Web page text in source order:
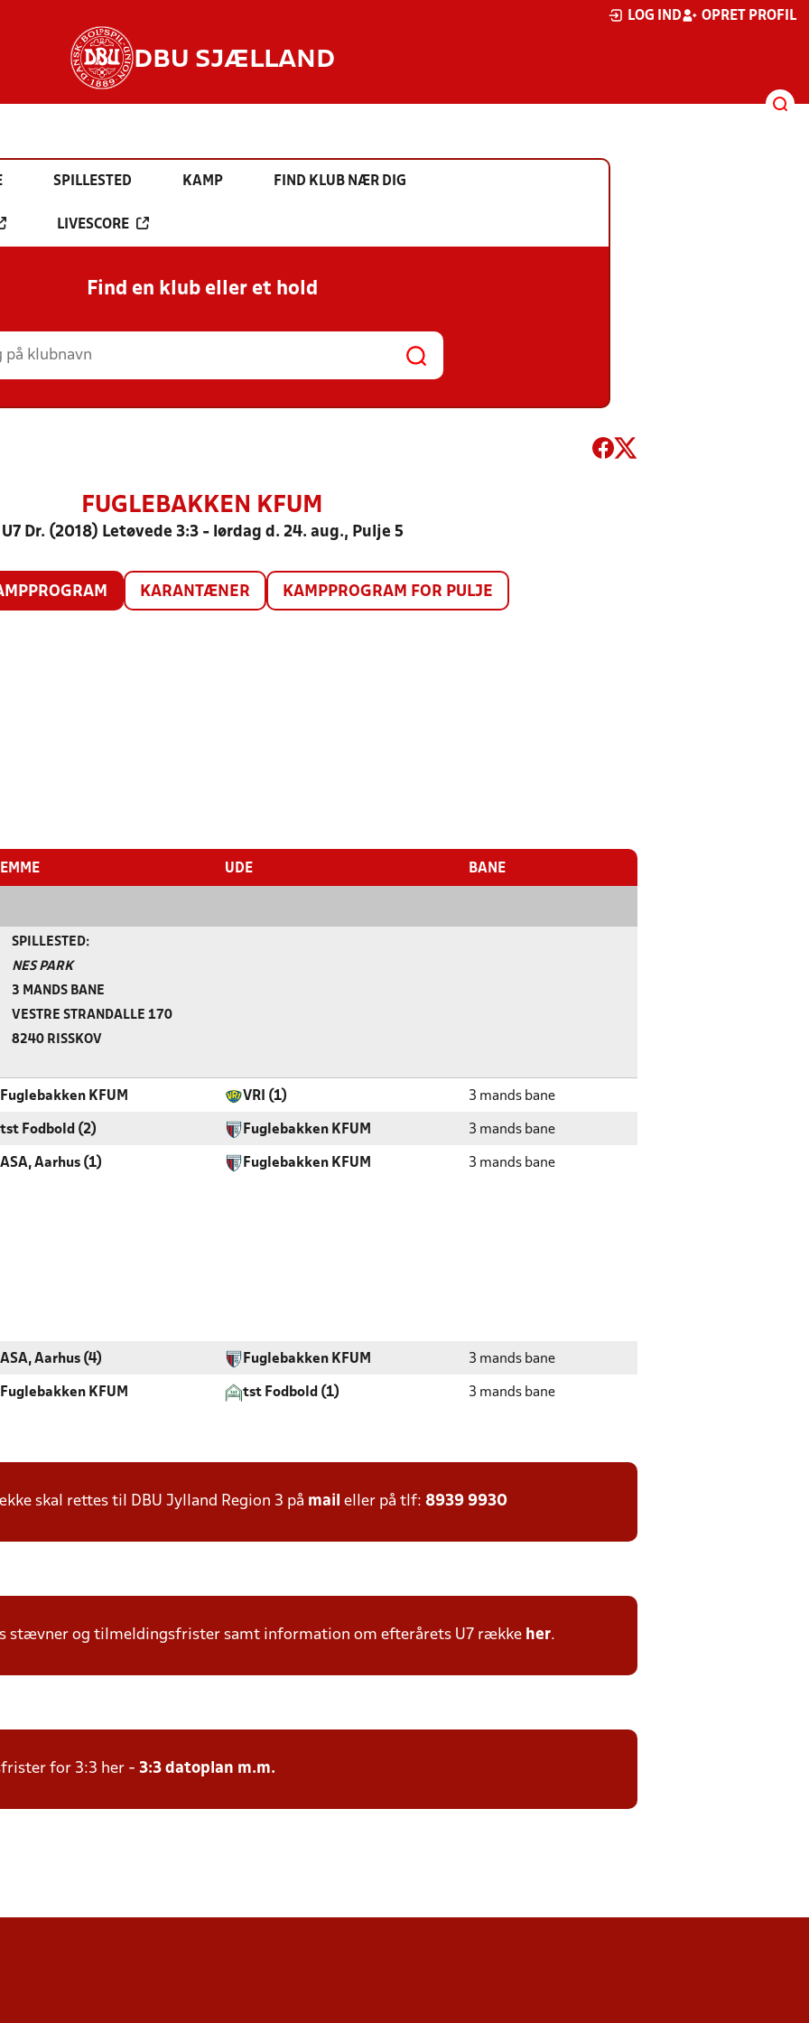
LOG IND OPRET PROFIL
DBU SJÆLLAND
SPILLESTED KAMP FIND KLUB NÆR DIG
LIVESCORE
Find en klub eller et hold
FUGLEBAKKEN KFUM
U7 Dr. (2018) Letøvede 3:3 - lørdag d. 24. aug., Pulje 5
KARANTÆNER KAMPPROGRAM FOR PULJE
UDE BANE
SPILLESTED:
NES PARK
3 MANDS BANE
VESTRE STRANDALLE 170
8240 RISSKOV
Fuglebakken KFUM VRI (1) 3 mands bane
tst Fodbold (2) Fuglebakken KFUM 3 mands bane
ASA, Aarhus (1) Fuglebakken KFUM 3 mands bane
ASA, Aarhus (4) Fuglebakken KFUM 3 mands bane
Fuglebakken KFUM tst Fodbold (1) 3 mands bane
skal rettes til DBU Jylland Region 3 på mail eller på tlf: 8939 9930
stævner og tilmeldingsfrister samt information om efterårets U7 række her.
for 3:3 her - 3:3 datoplan m.m.